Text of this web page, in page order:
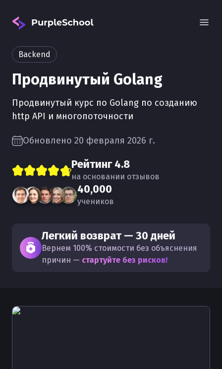
Backend
Продвинутый Golang
Продвинутый курс по Golang по созданию
http API и многопоточности
Обновлено 20 февраля 2026 г.
Рейтинг4.8
на основании отзывов
40,000
учеников
Легкий возврат — 30 дней
Вернем 100% стоимости без объяснения
причин — стартуйте без рисков!